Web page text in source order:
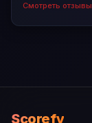
Смотреть отзывы
Scorefy